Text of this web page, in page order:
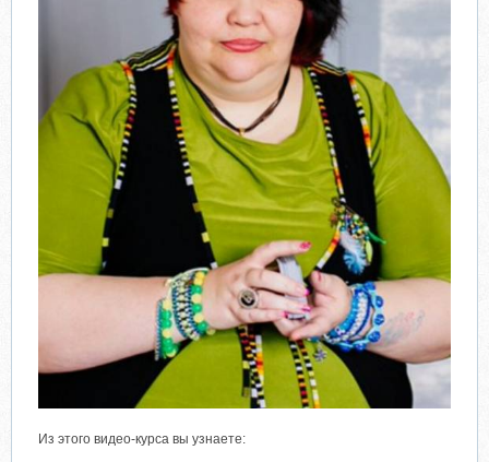
Из этого видео-курса вы узнаете: